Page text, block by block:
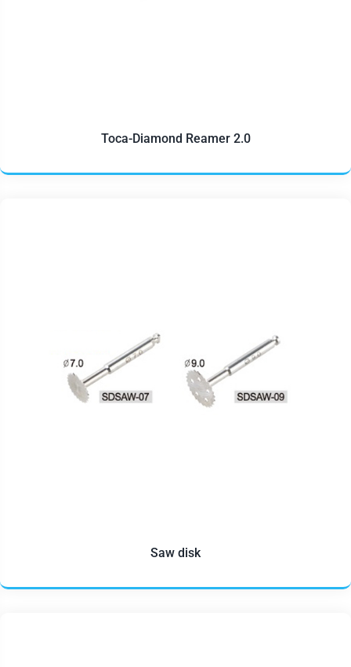
Toca-Diamond Reamer 2.0
Saw disk